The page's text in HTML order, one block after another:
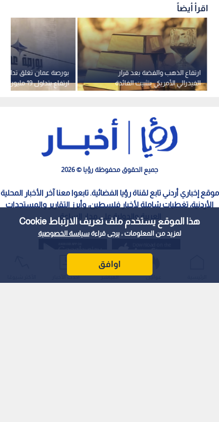
هذا الموقع يستخدم ملف تعريف الارتباط Cookie
لمزيد من المعلومات ، يرجى قراءةسياسة الخصوصية
اوافق
اقرأ أيضاً
بورصة عمان تغلق
ارتفاع بتداول 19 مليون دينار
ارتفاع الذهب والفضة بعد قرار
الفيدرالي الأمريكي بتثبيت الفائدة
جميع الحقوق محفوظة رؤيا © 2026
موقع إخباري أردني تابع لقناة رؤيا الفضائية. تابعوا معنا آخر الأخبار المحلية
الأردنية، تغطيات شاملة لأخبار فلسطين، وأبرز التقارير والمستجدات
العربية والدولية على مدار الساعة.
عواجل المباشر أحدث الأخبار